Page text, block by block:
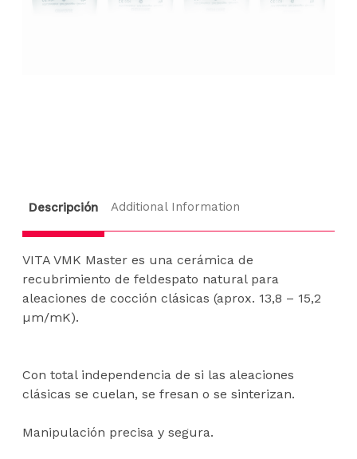
Descripción Additional Information
VITA VMK Master es una cerámica de
recubrimiento de feldespato natural para
aleaciones de cocción clásicas (aprox. 13,8 – 15,2
µm/mK).
Con total independencia de si las aleaciones
clásicas se cuelan, se fresan o se sinterizan.
Manipulación precisa y segura.